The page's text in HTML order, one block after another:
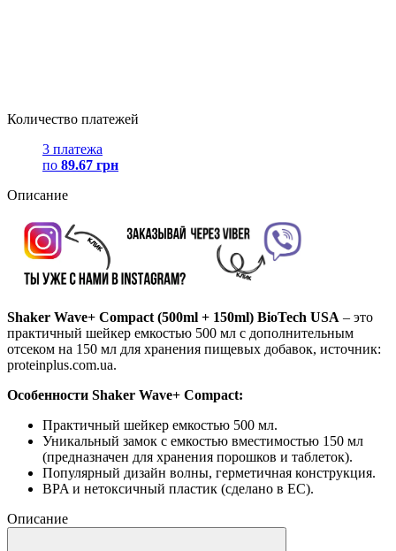
Количество платежей
3 платежа
по 89.67 грн
Описание
Shaker Wave+ Compact (500ml + 150ml) BioTech USA – это
практичный шейкер емкостью 500 мл с дополнительным
отсеком на 150 мл для хранения пищевых добавок, источник:
proteinplus.com.ua.
Особенности Shaker Wave+ Compact:
Практичный шейкер емкостью 500 мл.
Уникальный замок с емкостью вместимостью 150 мл
(предназначен для хранения порошков и таблеток).
Популярный дизайн волны, герметичная конструкция.
BPA и нетоксичный пластик (сделано в ЕС).
Описание